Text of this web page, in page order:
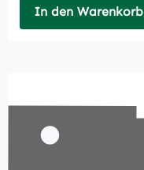
In den Warenkorb